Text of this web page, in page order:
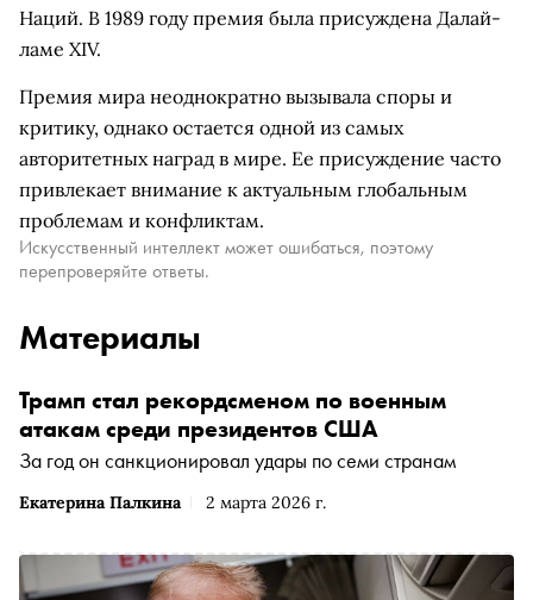
Наций. В 1989 году премия была присуждена Далай-
ламе XIV.
Премия мира неоднократно вызывала споры и
критику, однако остается одной из самых
авторитетных наград в мире. Ее присуждение часто
привлекает внимание к актуальным глобальным
проблемам и конфликтам.
Искусственный интеллект может ошибаться, поэтому
перепроверяйте ответы.
Материалы
Екатерина Палкина 2 марта 2026 г.
Трамп стал рекордсменом по военным
атакам среди президентов США
За год он санкционировал удары по семи странам